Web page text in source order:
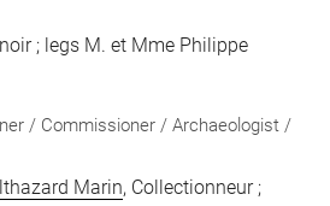
; legs M. et Mme Philippe
/ Commissioner / Archaeologist /
Marin, Collectionneur ;